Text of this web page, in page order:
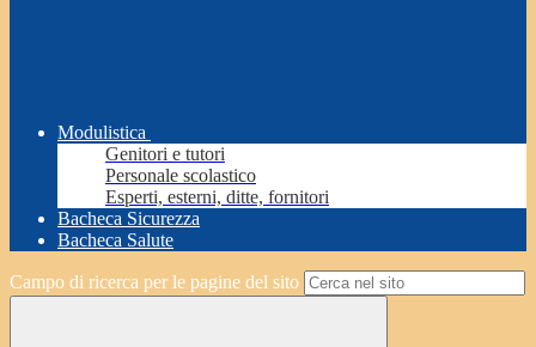
Modulistica
Genitori e tutori
Personale scolastico
Esperti, esterni, ditte, fornitori
Bacheca Sicurezza
Bacheca Salute
Campo di ricerca per le pagine del sito